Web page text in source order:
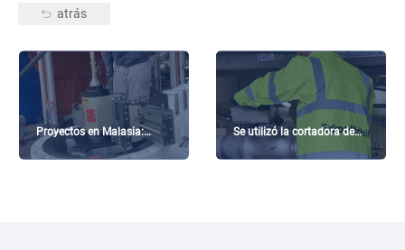
atrás
Proyectos en Malasia:
Refrentado de bridas, corte
en frío de tuberías
Se utilizó la cortadora de
bridas F14M para el
proyecto de ExxonMobil